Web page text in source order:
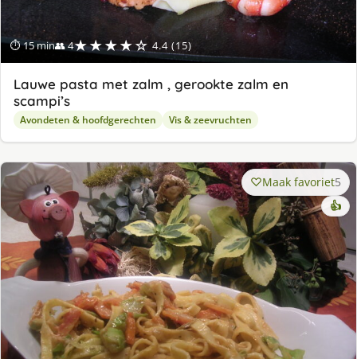
⏱ 15 min👥 4★★★★☆ 4.4 (15)
Lauwe pasta met zalm , gerookte zalm en
scampi’s
Avondeten & hoofdgerechten Vis & zeevruchten
Maak favoriet5
👍